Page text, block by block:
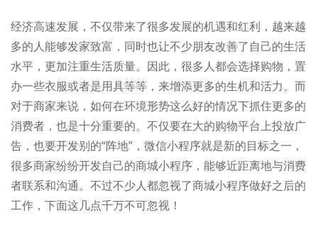
经济高速发展，不仅带来了很多发展的机遇和红利，越来越
多的人能够发家致富，同时也让不少朋友改善了自己的生活
水平，更加注重生活质量。因此，很多人都会选择购物，置
办一些衣服或者是用具等等，来增添更多的生机和活力。而
对于商家来说，如何在环境形势这么好的情况下抓住更多的
消费者，也是十分重要的。不仅要在大的购物平台上投放广
告，也要开发别的“阵地”，微信小程序就是新的目标之一，
很多商家纷纷开发自己的商城小程序，能够近距离地与消费
者联系和沟通。不过不少人都忽视了商城小程序做好之后的
工作，下面这几点千万不可忽视！